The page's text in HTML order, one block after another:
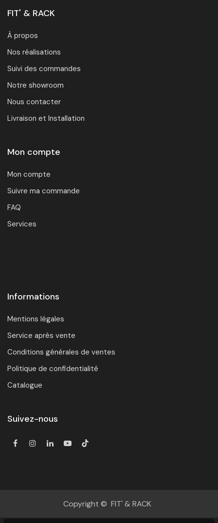
FIT' & RACK
À propos
Nos réalisations
Suivi des commandes
Notre showroom
Nous contacter
Livraison et Installation
Mon compte
Mon compte
Suivre ma commande
FAQ
Services
Informations
Mentions légales
Service après vente
Conditions générales de ventes
Politique de confidentialité
Catalogue
Suivez-nous
Copyright © FIT' & RACK